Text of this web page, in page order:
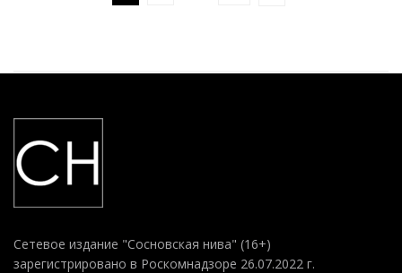
Сетевое издание "Сосновская нива" (16+)
зарегистрировано в Роскомнадзоре 26.07.2022 г.